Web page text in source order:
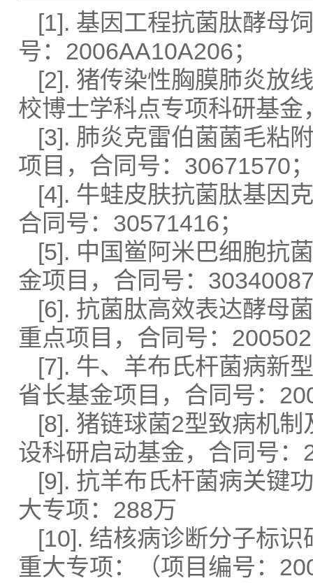
[1]. 基因工程抗菌肽酵母
号：2006AA10A206；
[2]. 猪传染性胸膜肺炎放
校博士学科点专项科研基
[3]. 肺炎克雷伯菌菌毛粘
项目，合同号：30671570
[4]. 牛蛙皮肤抗菌肽基因
合同号：30571416；
[5]. 中国鲎阿米巴细胞抗
金项目，合同号：
[6]. 抗菌肽高效表达酵母
重点项目，合同号：
[7]. 牛、羊布氏杆菌病新
省长基金项目，合同号：
[8]. 猪链球菌2型致病机
设科研启动基金，合同号：
[9]. 抗羊布氏杆菌病关键
大专项：288万
[10]. 结核病诊断分子标
重大专项：（项目编号：